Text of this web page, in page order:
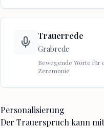
Trauerrede
Grabrede
Bewegende Worte für
Zeremonie
Personalisierung
Der Trauerspruch kann